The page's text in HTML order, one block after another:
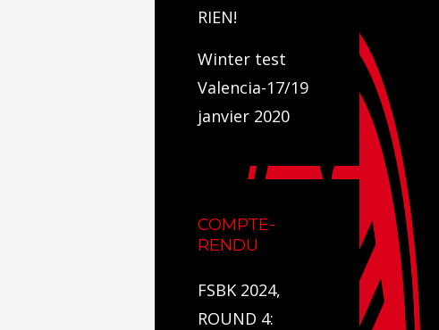
RIEN!
Winter test
Valencia-17/19
janvier 2020
COMPTE-
RENDU
FSBK 2024,
ROUND 4: